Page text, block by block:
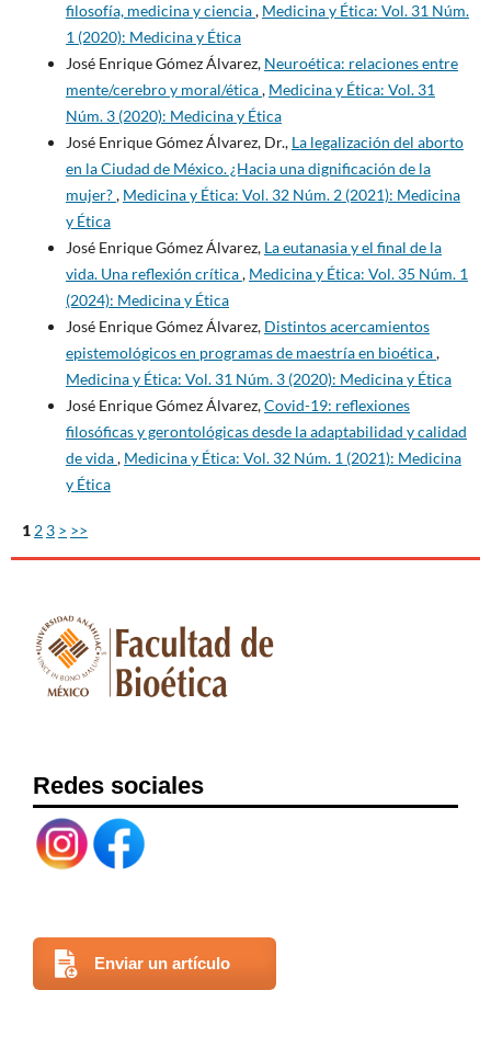
filosofía, medicina y ciencia, Medicina y Ética: Vol. 31 Núm.
1 (2020): Medicina y Ética
José Enrique Gómez Álvarez, Neuroética: relaciones entre
mente/cerebro y moral/ética, Medicina y Ética: Vol. 31
Núm. 3 (2020): Medicina y Ética
José Enrique Gómez Álvarez, Dr., La legalización del aborto
en la Ciudad de México. ¿Hacia una dignificación de la
mujer?, Medicina y Ética: Vol. 32 Núm. 2 (2021): Medicina
y Ética
José Enrique Gómez Álvarez, La eutanasia y el final de la
vida. Una reflexión crítica, Medicina y Ética: Vol. 35 Núm. 1
(2024): Medicina y Ética
José Enrique Gómez Álvarez, Distintos acercamientos
epistemológicos en programas de maestría en bioética,
Medicina y Ética: Vol. 31 Núm. 3 (2020): Medicina y Ética
José Enrique Gómez Álvarez,Covid-19: reflexiones
filosóficas y gerontológicas desde la adaptabilidad y calidad
de vida, Medicina y Ética: Vol. 32 Núm. 1 (2021): Medicina
y Ética
1 2 3 > >>
Redes sociales
Enviar un artículo